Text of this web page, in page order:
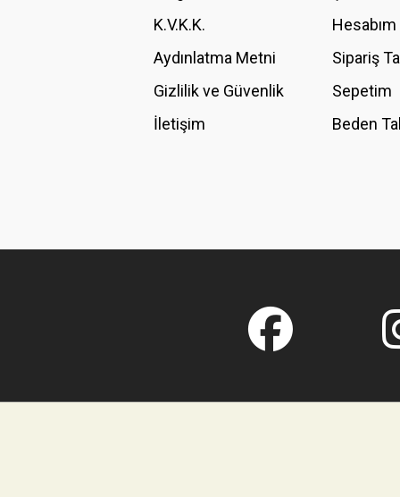
Bu ürüne benzer farklı alternatifler olmalı.
K.V.K.K.
Aydınlatma Metni
Gizlilik ve Güvenlik
İletişim
Hesabım
Sipariş
Sepetim
Beden